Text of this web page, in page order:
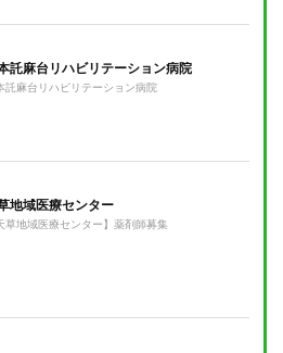
託麻台リハビリテーション病院
託麻台リハビリテーション病院
地域医療センター
草地域医療センター】薬剤師募集